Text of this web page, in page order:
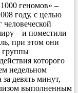
геномов» –
году, с целью
– и поместили
при этом они
группы
которого
недельном
девять минут,
выполненным